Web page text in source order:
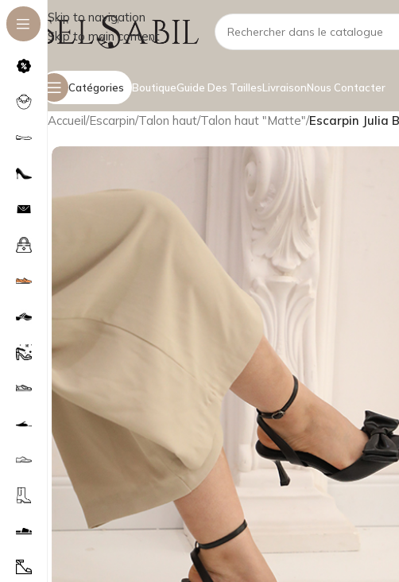
Skip to navigation
Skip to main content
Catégories BoutiqueGuide Des TaillesLivraisonNous Contacter
Accueil/Escarpin/Talon haut/Talon haut "Matte"/Escarpin Julia